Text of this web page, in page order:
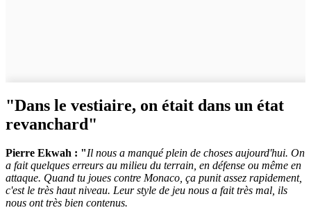
"Dans le vestiaire, on était dans un état
revanchard"
Pierre Ekwah : "Il nous a manqué plein de choses aujourd'hui. On
a fait quelques erreurs au milieu du terrain, en défense ou même en
attaque. Quand tu joues contre Monaco, ça punit assez rapidement,
c'est le très haut niveau. Leur style de jeu nous a fait très mal, ils
nous ont très bien contenus.